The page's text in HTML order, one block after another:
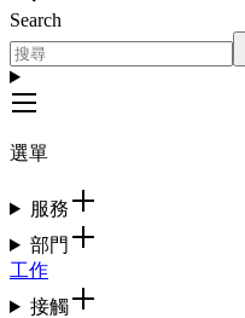
Search
選單
服務
部門
工作
接觸